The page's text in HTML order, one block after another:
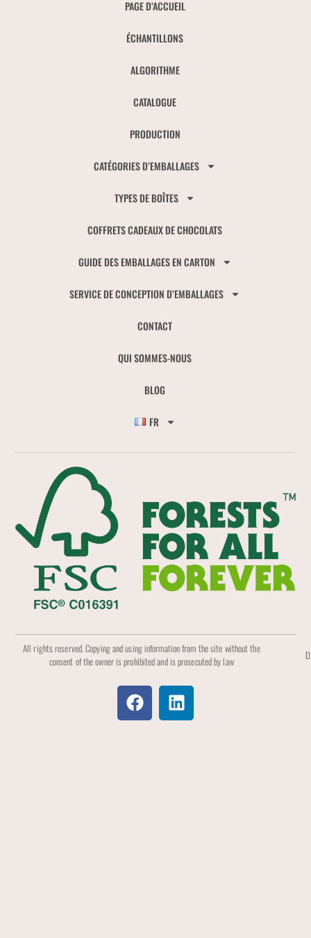
PAGE D’ACCUEIL
ÉCHANTILLONS
ALGORITHME
CATALOGUE
PRODUCTION
CATÉGORIES D’EMBALLAGES
TYPES DE BOÎTES
COFFRETS CADEAUX DE CHOCOLATS
GUIDE DES EMBALLAGES EN CARTON
SERVICE DE CONCEPTION D’EMBALLAGES
CONTACT
QUI SOMMES-NOUS
BLOG
FR
All rights reserved. Copying and using information from the site without the
consent of the owner is prohibited and is prosecuted by law